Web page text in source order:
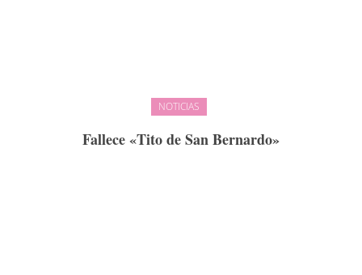
NOTICIAS
Fallece «Tito de San Bernardo»